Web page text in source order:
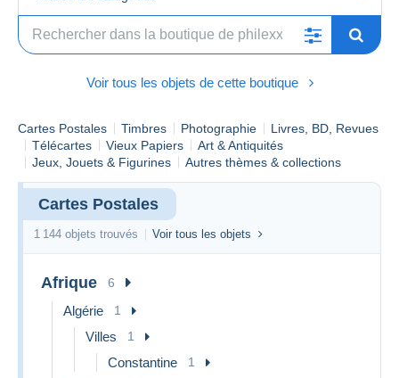
bien sûr le port qu'une seule fois.
France :port offert à partir de 200 euros en recommandé
R3, hors offres groupées.
2026 - Frais de port pour la France
0 - 20g
1,80 € 2,10 €
20 -
50g
50 -
100g
3,10 €
100 -
7,50 €
9,50 €
Voir tous les objets de cette boutique
Cartes Postales Timbres Photographie
Livres, BD, Revues
Télécartes
Vieux Papiers
Art & Antiquités
Jeux, Jouets & Figurines
Autres thèmes & collections
Cartes Postales
1 144 objets trouvés Voir tous les objets
Afrique 6
Algérie 1
Villes 1
Constantine 1